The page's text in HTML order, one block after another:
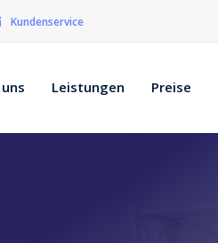
Kundenservice
Leistungen Preise